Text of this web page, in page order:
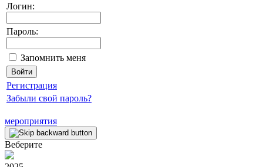
Логин:
Пароль:
Запомнить меня
Регистрация
Забыли свой пароль?
мероприятия
Веберите